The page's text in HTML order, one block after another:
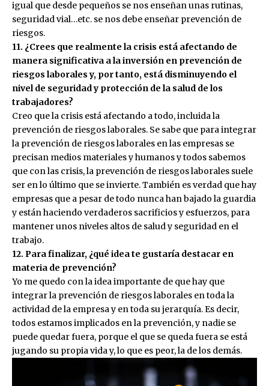
igual que desde pequeños se nos enseñan unas rutinas,
seguridad vial…etc. se nos debe enseñar prevención de
riesgos.
11. ¿Crees que realmente la crisis está afectando de
manera significativa a la inversión en prevención de
riesgos laborales y, por tanto, está disminuyendo el
nivel de seguridad y protección de la salud de los
trabajadores?
Creo que la crisis está afectando a todo, incluida la
prevención de riesgos laborales. Se sabe que para integrar
la prevención de riesgos laborales en las empresas se
precisan medios materiales y humanos y todos sabemos
que con las crisis, la prevención de riesgos laborales suele
ser en lo último que se invierte. También es verdad que hay
empresas que a pesar de todo nunca han bajado la guardia
y están haciendo verdaderos sacrificios y esfuerzos, para
mantener unos niveles altos de salud y seguridad en el
trabajo.
12. Para finalizar, ¿qué idea te gustaría destacar en
materia de prevención?
Yo me quedo con la idea importante de que hay que
integrar la prevención de riesgos laborales en toda la
actividad de la empresa y en toda su jerarquía. Es decir,
todos estamos implicados en la prevención, y nadie se
puede quedar fuera, porque el que se queda fuera se está
jugando su propia vida y, lo que es peor, la de los demás.